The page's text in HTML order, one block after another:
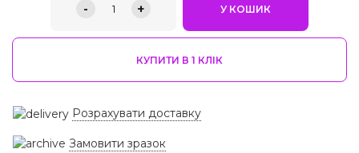
- 1 + У КОШИК
КУПИТИ В 1 КЛIК
Розрахувати доставку
Замовити зразок